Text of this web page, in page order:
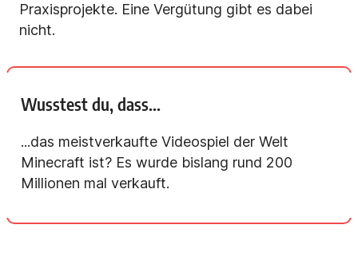
Praxisprojekte. Eine Vergütung gibt es dabei
nicht.
Wusstest du, dass...
...das meistverkaufte Videospiel der Welt
Minecraft ist? Es wurde bislang rund 200
Millionen mal verkauft.